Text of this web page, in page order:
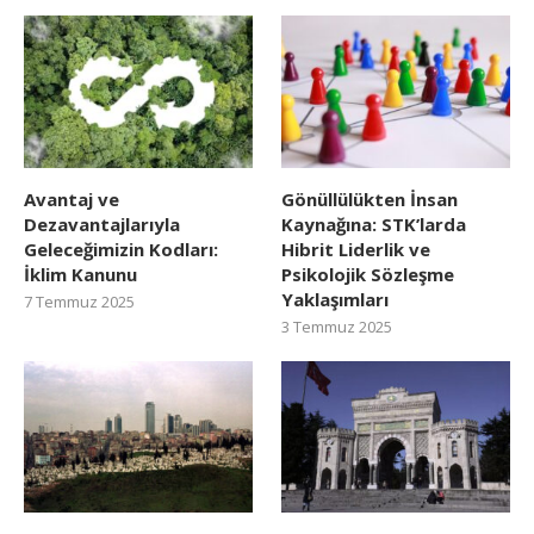
Avantaj ve
Dezavantajlarıyla
Geleceğimizin Kodları:
İklim Kanunu
7 Temmuz 2025
Gönüllülükten İnsan
Kaynağına: STK’larda
Hibrit Liderlik ve
Psikolojik Sözleşme
Yaklaşımları
3 Temmuz 2025